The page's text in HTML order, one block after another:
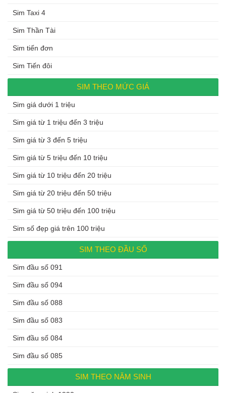
Sim Taxi 4
Sim Thần Tài
Sim tiến đơn
Sim Tiến đôi
SIM THEO MỨC GIÁ
Sim giá dưới 1 triệu
Sim giá từ 1 triệu đến 3 triệu
Sim giá từ 3 đến 5 triệu
Sim giá từ 5 triệu đến 10 triệu
Sim giá từ 10 triệu đến 20 triệu
Sim giá từ 20 triệu đến 50 triệu
Sim giá từ 50 triệu đến 100 triệu
Sim số đẹp giá trên 100 triệu
SIM THEO ĐẦU SỐ
Sim đầu số 091
Sim đầu số 094
Sim đầu số 088
Sim đầu số 083
Sim đầu số 084
Sim đầu số 085
SIM THEO NĂM SINH